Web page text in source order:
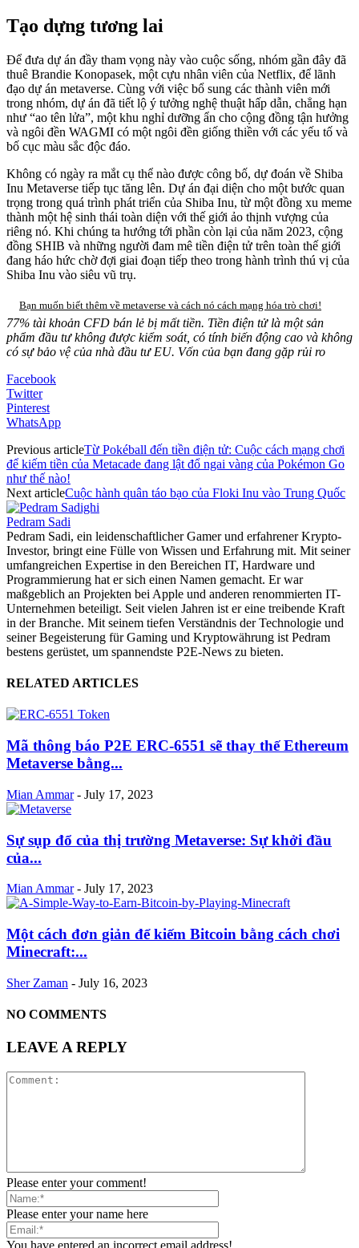
Tạo dựng tương lai
Để đưa dự án đầy tham vọng này vào cuộc sống, nhóm gần đây đã
thuê Brandie Konopasek, một cựu nhân viên của Netflix, để lãnh
đạo dự án metaverse. Cùng với việc bổ sung các thành viên mới
trong nhóm, dự án đã tiết lộ ý tưởng nghệ thuật hấp dẫn, chẳng hạn
như “ao tên lửa”, một khu nghỉ dưỡng ẩn cho cộng đồng tận hưởng
và ngôi đền WAGMI có một ngôi đền giống thiền với các yếu tố và
bố cục màu sắc độc đáo.
Không có ngày ra mắt cụ thể nào được công bố, dự đoán về Shiba
Inu Metaverse tiếp tục tăng lên. Dự án đại diện cho một bước quan
trọng trong quá trình phát triển của Shiba Inu, từ một đồng xu meme
thành một hệ sinh thái toàn diện với thế giới ảo thịnh vượng của
riêng nó. Khi chúng ta hướng tới phần còn lại của năm 2023, cộng
đồng SHIB và những người đam mê tiền điện tử trên toàn thế giới
đang háo hức chờ đợi giai đoạn tiếp theo trong hành trình thú vị của
Shiba Inu vào siêu vũ trụ.
Bạn muốn biết thêm về metaverse và cách nó cách mạng hóa trò chơi!
77% tài khoản CFD bán lẻ bị mất tiền. Tiền điện tử là một sản
phẩm đầu tư không được kiểm soát, có tính biến động cao và không
có sự bảo vệ của nhà đầu tư EU. Vốn của bạn đang gặp rủi ro
Facebook
Twitter
Pinterest
WhatsApp
Previous articleTừ Pokéball đến tiền điện tử: Cuộc cách mạng chơi
để kiếm tiền của Metacade đang lật đổ ngai vàng của Pokémon Go
như thế nào!
Next articleCuộc hành quân táo bạo của Floki Inu vào Trung Quốc
Pedram Sadi
Pedram Sadi, ein leidenschaftlicher Gamer und erfahrener Krypto-
Investor, bringt eine Fülle von Wissen und Erfahrung mit. Mit seiner
umfangreichen Expertise in den Bereichen IT, Hardware und
Programmierung hat er sich einen Namen gemacht. Er war
maßgeblich an Projekten bei Apple und anderen renommierten IT-
Unternehmen beteiligt. Seit vielen Jahren ist er eine treibende Kraft
in der Branche. Mit seinem tiefen Verständnis der Technologie und
seiner Begeisterung für Gaming und Kryptowährung ist Pedram
bestens gerüstet, um spannendste P2E-News zu bieten.
RELATED ARTICLES
Mã thông báo P2E ERC-6551 sẽ thay thế Ethereum
Metaverse bằng...
Mian Ammar - July 17, 2023
Sự sụp đổ của thị trường Metaverse: Sự khởi đầu
của...
Mian Ammar - July 17, 2023
Một cách đơn giản để kiếm Bitcoin bằng cách chơi
Minecraft:...
Sher Zaman - July 16, 2023
NO COMMENTS
LEAVE A REPLY
Please enter your comment!
Please enter your name here
You have entered an incorrect email address!